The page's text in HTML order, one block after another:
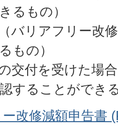
るもの）
バリアフリー改
もの）
交付を受けた場
することができ
改修減額申告書